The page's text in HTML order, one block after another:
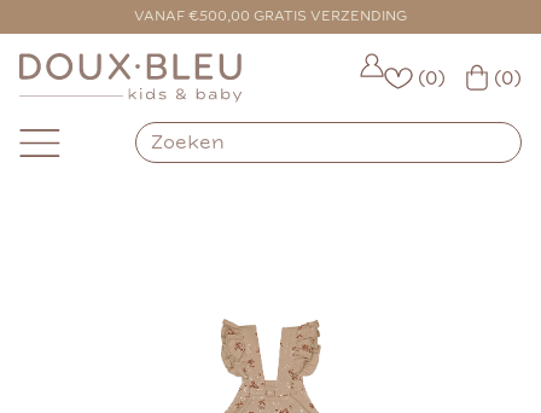
VANAF €500,00 GRATIS VERZENDING
VOOR 16:00 BESTELD = VANDAAG VERZONDEN
(0) (0)